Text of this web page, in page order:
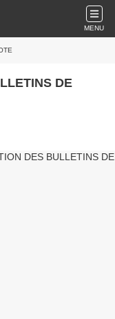
MENU
DE